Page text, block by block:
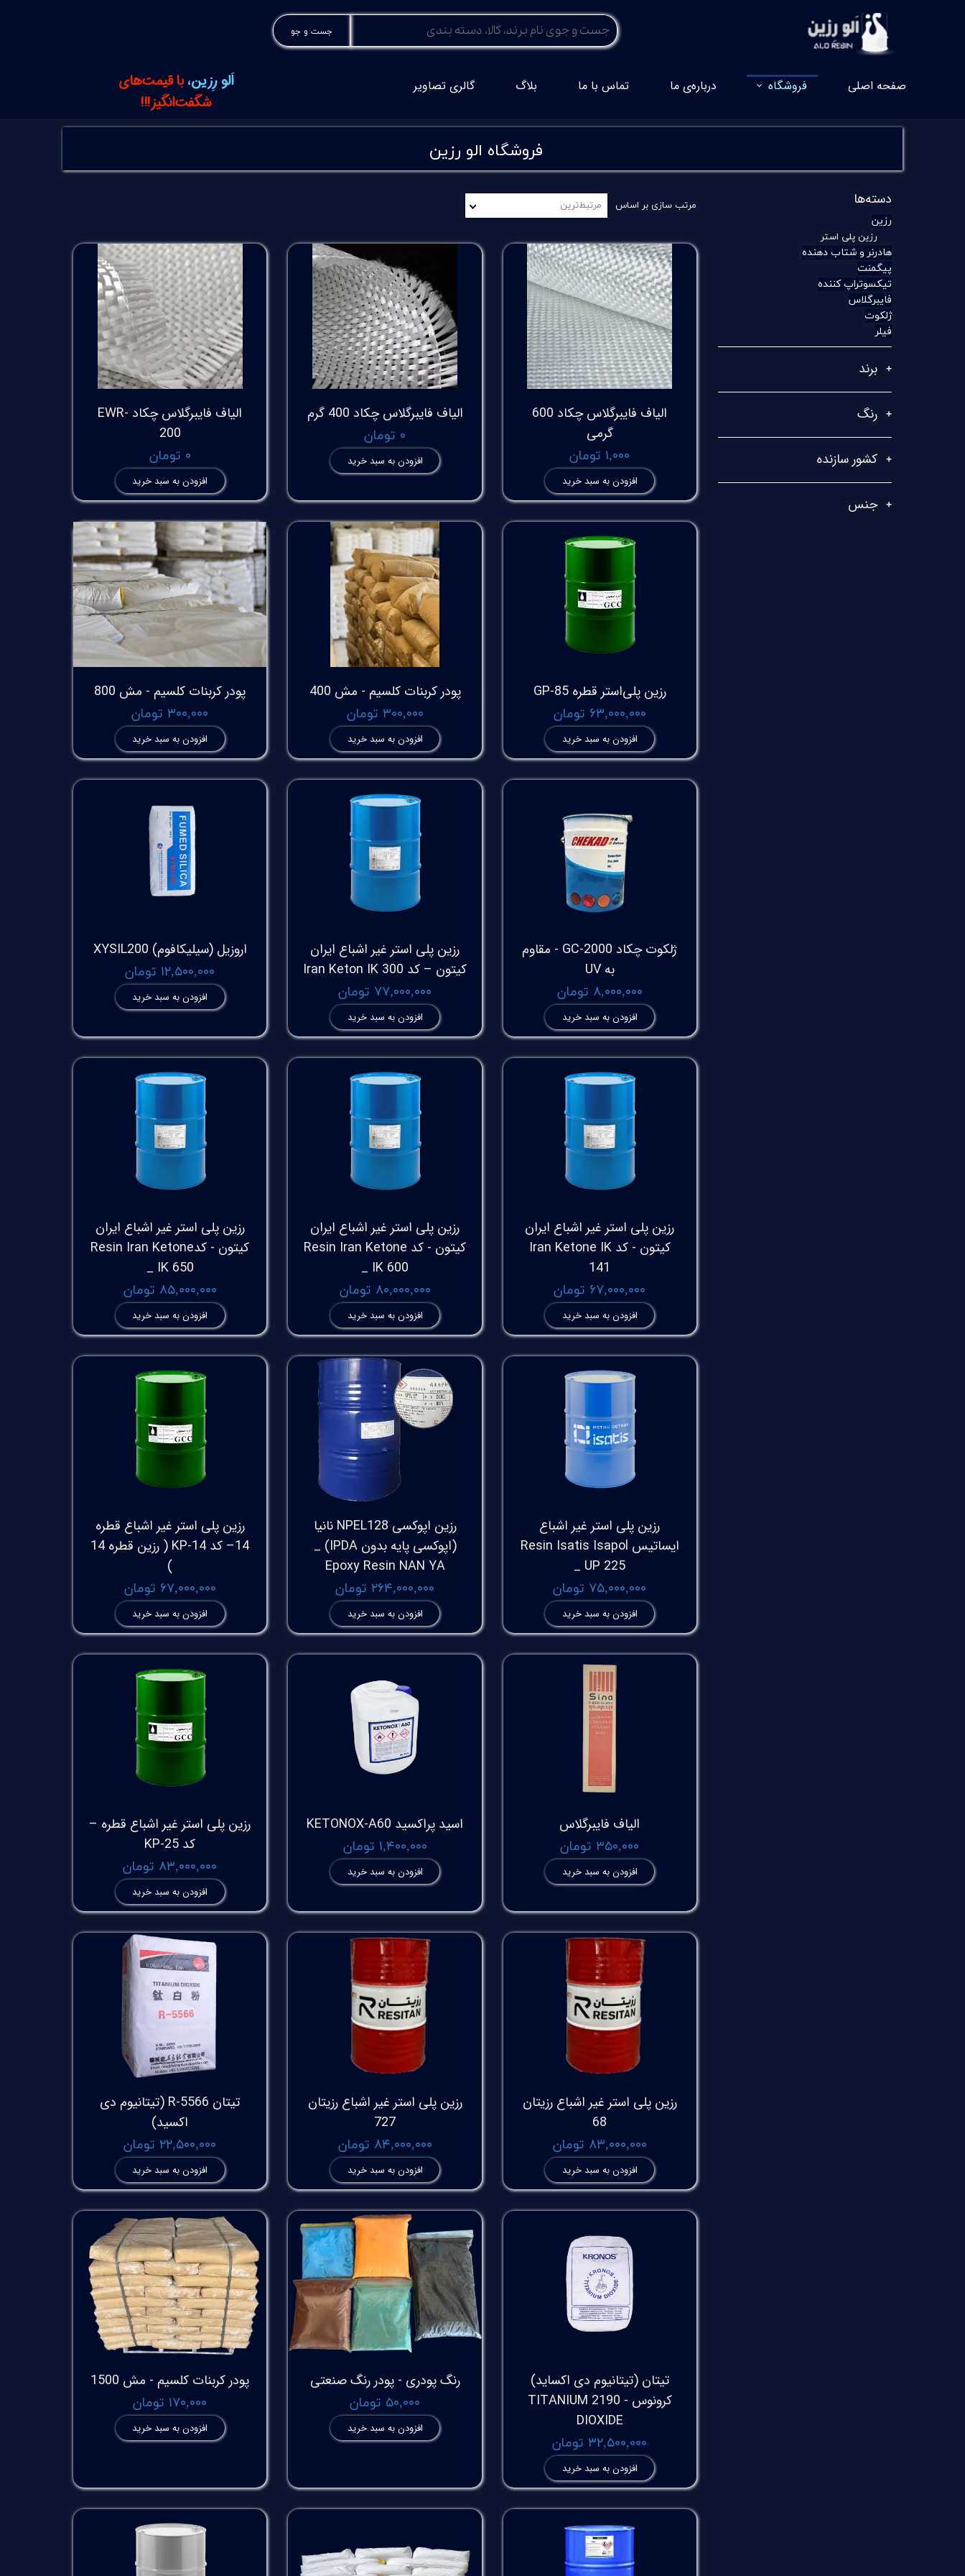
جست و جو
اَلو رِزین،با قیمت‌های
شگفت‌انگیز!!!
صفحه اصلی فروشگاه درباره‌ی ما تماس با ما بلاگ گالری تصاویر
فروشگاه الو رزین
دسته‌ها
رزین
رزین پلی استر
هادرنر و شتاب دهنده
پیگمنت
تیکسوتراپ کننده
فایبرگلاس
ژلکوت
فیلر
برند
رنگ
کشور سازنده
جنس
مرتب سازی بر اساس مرتبط‌ترین
الیاف فایبرگلاس چکاد 600
گرمی
۱,۰۰۰ تومان
افزودن به سبد خرید
الیاف فایبرگلاس چکاد 400 گرم
۰ تومان
افزودن به سبد خرید
الیاف فایبرگلاس چکاد EWR-
200
۰ تومان
افزودن به سبد خرید
رزین پلی‌استر قطره GP-85
۶۳,۰۰۰,۰۰۰ تومان
افزودن به سبد خرید
پودر کربنات کلسیم - مش 400
۳۰۰,۰۰۰ تومان
افزودن به سبد خرید
پودر کربنات کلسیم - مش 800
۳۰۰,۰۰۰ تومان
افزودن به سبد خرید
ژلکوت چکاد GC-2000 - مقاوم
به UV
۸,۰۰۰,۰۰۰ تومان
افزودن به سبد خرید
رزین پلی استر غیر اشباع ایران
کیتون – کد Iran Keton IK 300
۷۷,۰۰۰,۰۰۰ تومان
افزودن به سبد خرید
اروزیل (سیلیکافوم) XYSIL200
۱۲,۵۰۰,۰۰۰ تومان
افزودن به سبد خرید
رزین پلی استر غیر اشباع ایران
کیتون - کد Iran Ketone IK
141
۶۷,۰۰۰,۰۰۰ تومان
افزودن به سبد خرید
رزین پلی استر غیر اشباع ایران
کیتون - کد Resin Iran Ketone
_ IK 600
۸۰,۰۰۰,۰۰۰ تومان
افزودن به سبد خرید
رزین پلی استر غیر اشباع ایران
کیتون - کدResin Iran Ketone
_ IK 650
۸۵,۰۰۰,۰۰۰ تومان
افزودن به سبد خرید
رزین پلی استر غیر اشباع
ایساتیس Resin Isatis Isapol
_ UP 225
۷۵,۰۰۰,۰۰۰ تومان
افزودن به سبد خرید
رزین اپوکسی NPEL128 نانیا
(اپوکسی پایه بدون IPDA) _
Epoxy Resin NAN YA
۲۶۴,۰۰۰,۰۰۰ تومان
افزودن به سبد خرید
رزین پلی استر غیر اشباع قطره
14– کد KP-14 ( رزین قطره 14
)
۶۷,۰۰۰,۰۰۰ تومان
افزودن به سبد خرید
الیاف فایبرگلاس
۳۵۰,۰۰۰ تومان
افزودن به سبد خرید
اسید پراکسید KETONOX-A60
۱,۴۰۰,۰۰۰ تومان
افزودن به سبد خرید
رزین پلی استر غیر اشباع قطره –
کد KP-25
۸۳,۰۰۰,۰۰۰ تومان
افزودن به سبد خرید
رزین پلی استر غیر اشباع رزیتان
68
۸۳,۰۰۰,۰۰۰ تومان
افزودن به سبد خرید
رزین پلی استر غیر اشباع رزیتان
727
۸۴,۰۰۰,۰۰۰ تومان
افزودن به سبد خرید
تیتان R-5566 (تیتانیوم دی
اکسید)
۲۲,۵۰۰,۰۰۰ تومان
افزودن به سبد خرید
تیتان (تیتانیوم دی اکساید)
کرونوس - 2190 TITANIUM
DIOXIDE
۳۲,۵۰۰,۰۰۰ تومان
افزودن به سبد خرید
رنگ پودری - پودر رنگ صنعتی
۵۰,۰۰۰ تومان
افزودن به سبد خرید
پودر کربنات کلسیم - مش 1500
۱۷۰,۰۰۰ تومان
افزودن به سبد خرید